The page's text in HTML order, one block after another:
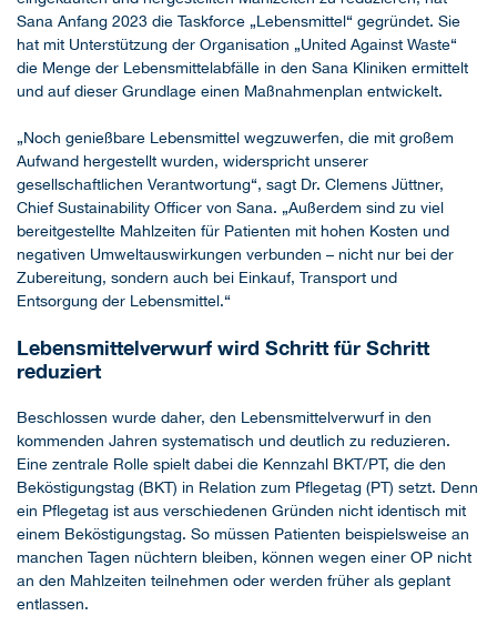
Sana Anfang 2023 die Taskforce „Lebensmittel“ gegründet. Sie
hat mit Unterstützung der Organisation „United Against Waste“
die Menge der Lebensmittelabfälle in den Sana Kliniken ermittelt
und auf dieser Grundlage einen Maßnahmenplan entwickelt.
„Noch genießbare Lebensmittel wegzuwerfen, die mit großem
Aufwand hergestellt wurden, widerspricht unserer
gesellschaftlichen Verantwortung“, sagt Dr. Clemens Jüttner,
Chief Sustainability Officer von Sana. „Außerdem sind zu viel
bereitgestellte Mahlzeiten für Patienten mit hohen Kosten und
negativen Umweltauswirkungen verbunden – nicht nur bei der
Zubereitung, sondern auch bei Einkauf, Transport und
Entsorgung der Lebensmittel.“
Lebensmittelverwurf wird Schritt für Schritt
reduziert
Beschlossen wurde daher, den Lebensmittelverwurf in den
kommenden Jahren systematisch und deutlich zu reduzieren.
Eine zentrale Rolle spielt dabei die Kennzahl BKT/PT, die den
Beköstigungstag (BKT) in Relation zum Pflegetag (PT) setzt. Denn
ein Pflegetag ist aus verschiedenen Gründen nicht identisch mit
einem Beköstigungstag. So müssen Patienten beispielsweise an
manchen Tagen nüchtern bleiben, können wegen einer OP nicht
an den Mahlzeiten teilnehmen oder werden früher als geplant
entlassen.